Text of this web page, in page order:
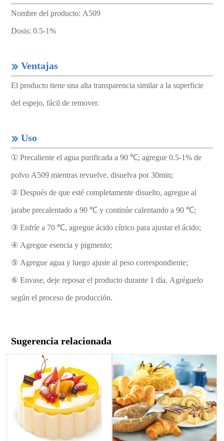
Nombre del producto: A509
Dosis: 0.5-1%
 Ventajas
El producto tiene una alta transparencia similar a la superficie
del espejo, fácil de remover.
 Uso
① Precaliente el agua purificada a 90 ℃; agregue 0.5-1% de
polvo A509 mientras revuelve, disuelva por 30min;
② Después de que esté completamente disuelto, agregue al
jarabe precalentado a 90 ℃ y continúe calentando a 90 ℃;
③ Enfríe a 70 ℃, agregue ácido cítrico para ajustar el ácido;
④ Agregue esencia y pigmento;
⑤ Agregue agua y luego ajuste al peso correspondiente;
⑥ Envase, deje reposar el producto durante 1 día. Agréguelo
según el proceso de producción.
Sugerencia relacionada